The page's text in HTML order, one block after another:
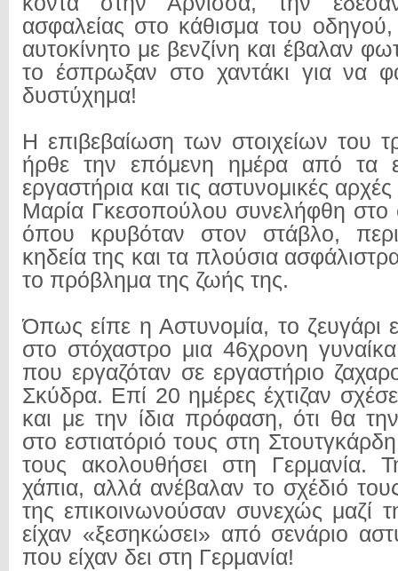
ασφαλείας στο κάθισμα του
αυτοκίνητο με βενζίνη και έβαλαν
το έσπρωξαν στο χαντάκι για να
δυστύχημα!
Η επιβεβαίωση των στοιχείων του
ήρθε την επόμενη ημέρα από τα
εργαστήρια και τις αστυνομικές
Μαρία Γκεσοπούλου συνελήφθη στο
όπου κρυβόταν στον στάβλο,
κηδεία της και τα πλούσια
το πρόβλημα της ζωής της.
Όπως είπε η Αστυνομία, το ζευγάρι
στο στόχαστρο μια 46χρονη
που εργαζόταν σε εργαστήριο
Σκύδρα. Επί 20 ημέρες έχτιζαν
και με την ίδια πρόφαση, ότι θα
στο εστιατόριό τους στη
τους ακολουθήσει στη Γερμανία.
χάπια, αλλά ανέβαλαν το σχέδιό
της επικοινωνούσαν συνεχώς μαζί
είχαν «ξεσηκώσει» από σενάριο
που είχαν δει στη Γερμανία!